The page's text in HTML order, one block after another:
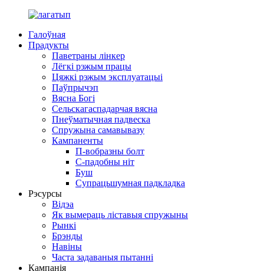
Галоўная
Прадукты
Паветраны лінкер
Лёгкі рэжым працы
Цяжкі рэжым эксплуатацыі
Паўпрычэп
Вясна Богі
Сельскагаспадарчая вясна
Пнеўматычная падвеска
Спружына самавывазу
Кампаненты
П-вобразны болт
С-падобны ніт
Буш
Супрацьшумная падкладка
Рэсурсы
Відэа
Як вымераць ліставыя спружыны
Рынкі
Брэнды
Навіны
Часта задаваныя пытанні
Кампанія